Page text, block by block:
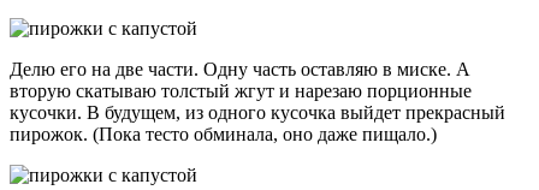
Делю его на две части. Одну часть оставляю в миске. А
вторую скатываю толстый жгут и нарезаю порционные
кусочки. В будущем, из одного кусочка выйдет прекрасный
пирожок. (Пока тесто обминала, оно даже пищало.)